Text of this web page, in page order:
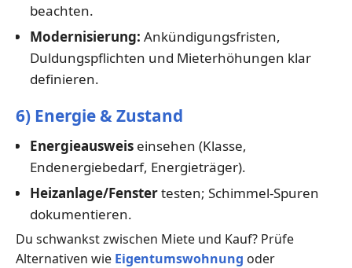
beachten.
Modernisierung: Ankündigungsfristen,
Duldungspflichten und Mieterhöhungen klar
definieren.
6) Energie & Zustand
Energieausweiseinsehen (Klasse,
Endenergiebedarf, Energieträger).
Heizanlage/Fenstertesten; Schimmel-Spuren
dokumentieren.
Du schwankst zwischen Miete und Kauf? Prüfe
Alternativen wie Eigentumswohnung oder